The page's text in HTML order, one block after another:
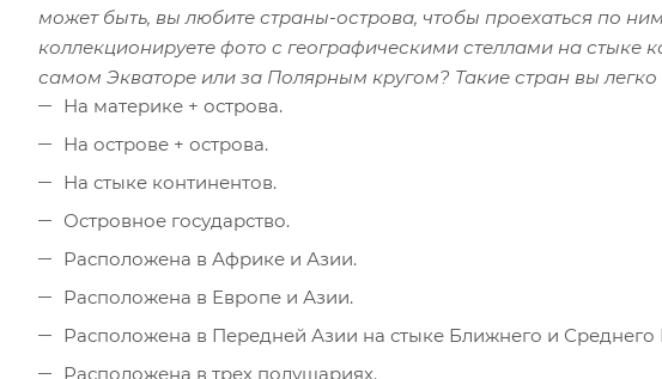
может быть, вы любите страны-острова, чтобы проехаться по
коллекционируете фото с географическими стеллами на стыке
самом Экваторе или за Полярным кругом? Такие стран вы
На материке + острова.
На острове + острова.
На стыке континентов.
Островное государство.
Расположена в Африке и Азии.
Расположена в Европе и Азии.
Расположена в Передней Азии на стыке Ближнего и Среднего
Расположена в трех полушариях.